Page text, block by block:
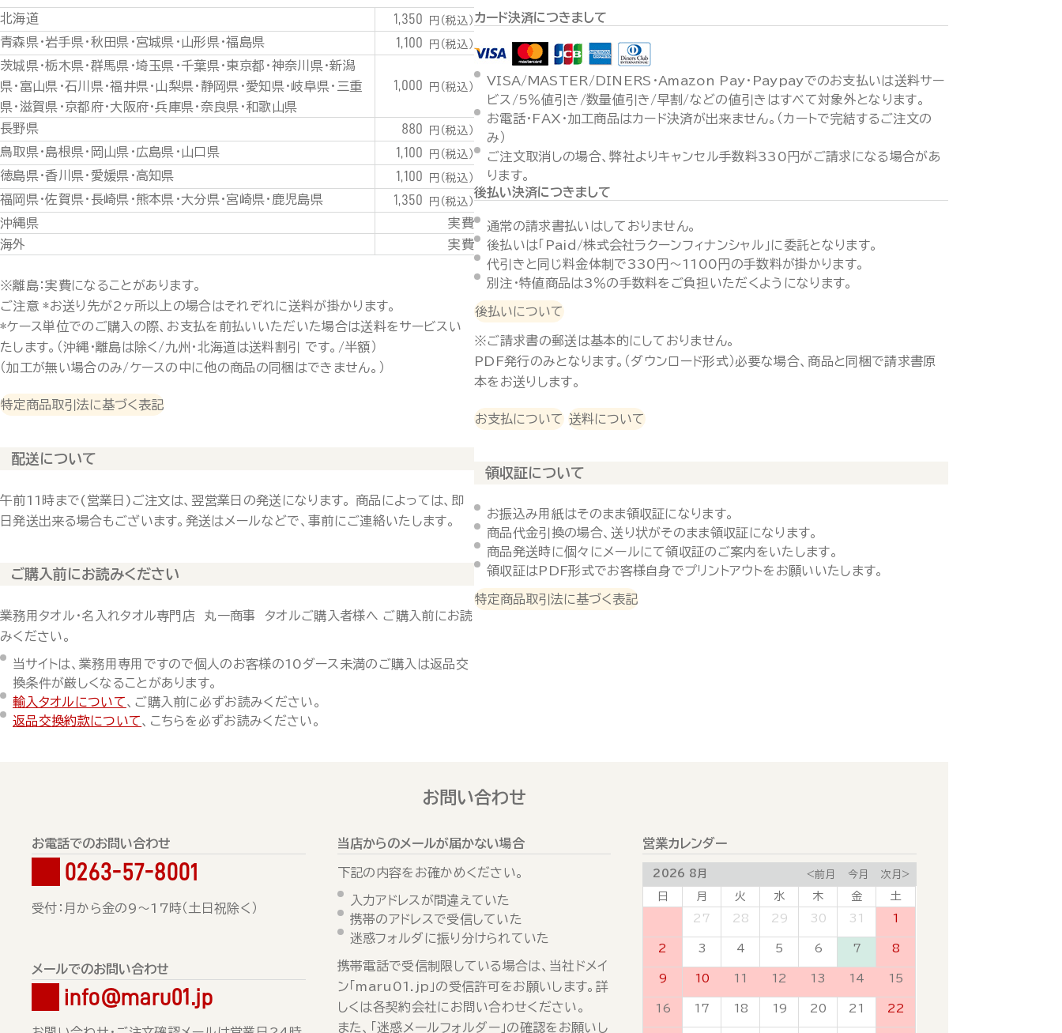
北海道 1,350 円（税込）
青森県・岩手県・秋田県・宮城県・山形県・福島県 1,100 円（税込）
茨城県・栃木県・群馬県・埼玉県・千葉県・東京都・神奈川県・新潟
県・富山県・石川県・福井県・山梨県・静岡県・愛知県・岐阜県・三重
県・滋賀県・京都府・大阪府・兵庫県・奈良県・和歌山県
1,000 円（税込）
長野県 880 円（税込）
鳥取県・島根県・岡山県・広島県・山口県 1,100 円（税込）
徳島県・香川県・愛媛県・高知県 1,100 円（税込）
福岡県・佐賀県・長崎県・熊本県・大分県・宮崎県・鹿児島県 1,350 円（税込）
沖縄県
実費
海外
実費
※離島：実費になることがあります。
ご注意 *お送り先が2ヶ所以上の場合はそれぞれに送料が掛かります。
*ケース単位でのご購入の際、お支払を前払いいただいた場合は送料をサービスい
たします。（沖縄・離島は除く/九州・北海道は送料割引 です。/半額）
（加工が無い場合のみ/ケースの中に他の商品の同梱はできません。）
特定商品取引法に基づく表記
配送について
午前11時まで(営業日)ご注文は、翌営業日の発送になります。 商品によっては、即
日発送出来る場合もございます。発送はメールなどで、事前にご連絡いたします。
ご購入前にお読みください
業務用タオル・名入れタオル専門店 丸一商事 タオルご購入者様へ ご購入前にお読
みください。
当サイトは、業務用専用ですので個人のお客様の10ダース未満のご購入は返品交
換条件が厳しくなることがあります。
輸入タオルについて、ご購入前に必ずお読みください。
返品交換約款について、こちらを必ずお読みください。
カード決済につきまして
VISA/MASTER/DINERS・Amazon Pay・Paypayでのお支払いは送料サー
ビス/5％値引き/数量値引き/早割/などの値引きはすべて対象外となります。
お電話・FAX・加工商品はカード決済が出来ません。（カートで完結するご注文の
み）
ご注文取消しの場合、弊社よりキャンセル手数料330円がご請求になる場合があ
ります。
後払い決済につきまして
通常の請求書払いはしておりません。
後払いは「Paid/株式会社ラクーンフィナンシャル」に委託となります。
代引きと同じ料金体制で330円～1100円の手数料が掛かります。
別注・特値商品は3％の手数料をご負担いただくようになります。
後払いについて
※ご請求書の郵送は基本的にしておりません。
PDF発行のみとなります。（ダウンロード形式）必要な場合、商品と同梱で請求書原
本をお送りします。
お支払について 送料について
領収証について
お振込み用紙はそのまま領収証になります。
商品代金引換の場合、送り状がそのまま領収証になります。
商品発送時に個々にメールにて領収証のご案内をいたします。
領収証はPDF形式でお客様自身でプリントアウトをお願いいたします。
特定商品取引法に基づく表記
お問い合わせ
お電話でのお問い合わせ
0263-57-8001
受付：月から金の9～17時（土日祝除く）
メールでのお問い合わせ
info@maru01.jp
当店からのメールが届かない場合
下記の内容をお確かめください。
入力アドレスが間違えていた
携帯のアドレスで受信していた
迷惑フォルダに振り分けられていた
携帯電話で受信制限している場合は、当社ドメイ
ン「maru01.jp」の受信許可をお願いします。詳
しくは各契約会社にお問い合わせください。
また、「迷惑メールフォルダー」の確認をお願いし
営業カレンダー
2026 8月 <前月 今月 次月>
日 月 火 水 木 金
土
27 28 29 30 31 1
2 3 4 5 6 7 8
9 10 11 12 13 14 15
16 17 18 19 20 21 22